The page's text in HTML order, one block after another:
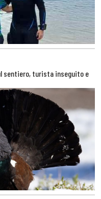
sentiero, turista inseguito e